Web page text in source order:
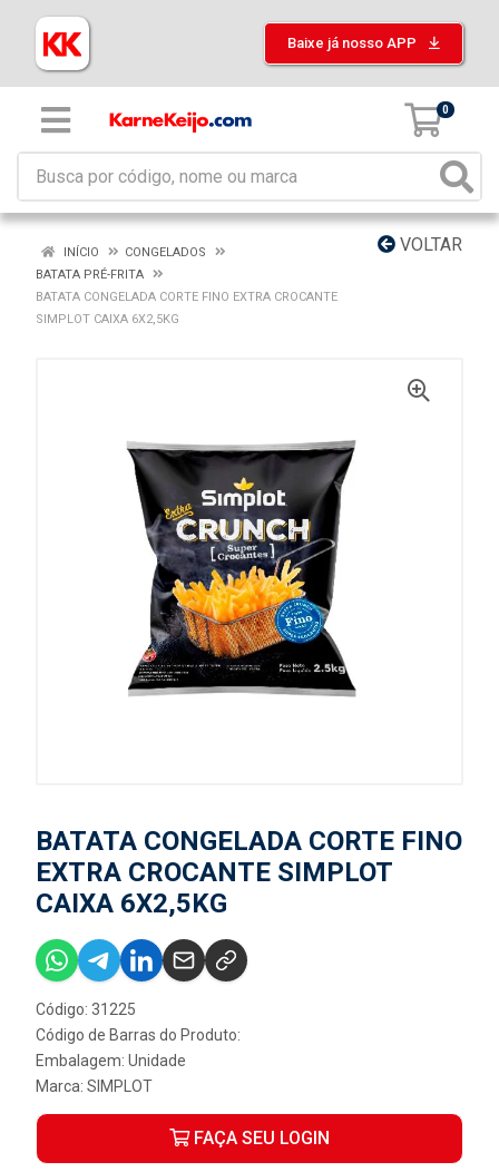
Baixe já nosso APP
0
VOLTAR
INÍCIO
CONGELADOS
BATATA PRÉ-FRITA
BATATA CONGELADA CORTE FINO EXTRA CROCANTE
SIMPLOT CAIXA 6X2,5KG
BATATA CONGELADA CORTE FINO
EXTRA CROCANTE SIMPLOT
CAIXA 6X2,5KG
Código: 31225
Código de Barras do Produto:
Embalagem: Unidade
Marca: SIMPLOT
FAÇA SEU LOGIN